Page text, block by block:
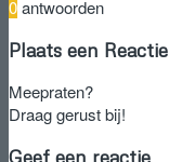
0antwoorden
Plaats een Reactie
Meepraten?
Draag gerust bij!
Geef een reactie